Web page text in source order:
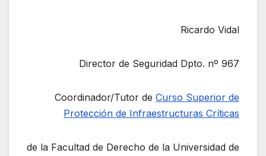
Ricardo Vidal
Director de Seguridad Dpto. nº 967
Coordinador/Tutor de Curso Superior de
Protección de Infraestructuras Críticas
de la Facultad de Derecho de la Universidad de